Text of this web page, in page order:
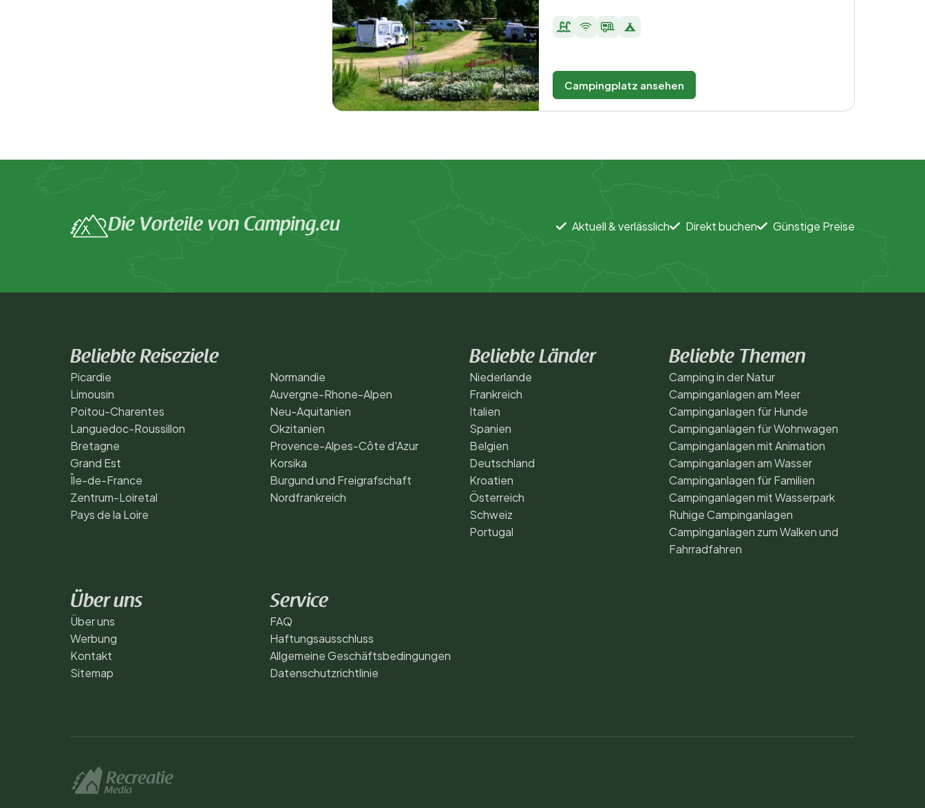
Campingplatz ansehen
Die Vorteile von Camping.eu Aktuell & verlässlich Direkt buchen Günstige Preise
Beliebte Reiseziele
Picardie
Limousin
Poitou-Charentes
Languedoc-Roussillon
Bretagne
Grand Est
Île-de-France
Zentrum-Loiretal
Pays de la Loire
Normandie
Auvergne-Rhone-Alpen
Neu-Aquitanien
Okzitanien
Provence-Alpes-Côte d'Azur
Korsika
Burgund und Freigrafschaft
Nordfrankreich
Beliebte Länder
Niederlande
Frankreich
Italien
Spanien
Belgien
Deutschland
Kroatien
Österreich
Schweiz
Portugal
Beliebte Themen
Camping in der Natur
Campinganlagen am Meer
Campinganlagen für Hunde
Campinganlagen für Wohnwagen
Campinganlagen mit Animation
Campinganlagen am Wasser
Campinganlagen für Familien
Campinganlagen mit Wasserpark
Ruhige Campinganlagen
Campinganlagen zum Walken und
Fahrradfahren
Über uns
Über uns
Werbung
Kontakt
Sitemap
Service
FAQ
Haftungsausschluss
Allgemeine Geschäftsbedingungen
Datenschutzrichtlinie